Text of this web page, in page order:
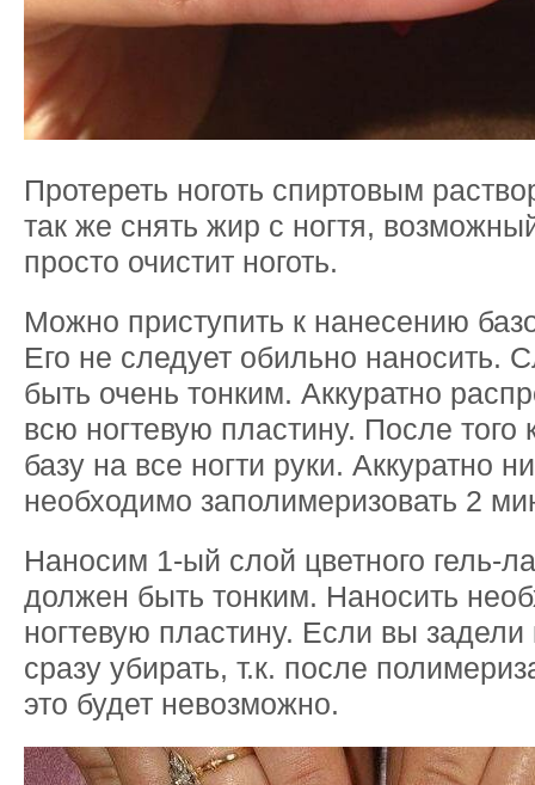
Протереть ноготь спиртовым
так же снять жир с ногтя,
просто очистит ноготь.
Можно приступить к нанесению
Его не следует обильно наносить.
быть очень тонким. Аккуратно
всю ногтевую пластину. После того
базу на все ногти руки. Аккуратно
необходимо заполимеризовать 2
Наносим 1-ый слой цветного гель-
должен быть тонким. Наносить
ногтевую пластину. Если вы задели
сразу убирать, т.к. после
это будет невозможно.